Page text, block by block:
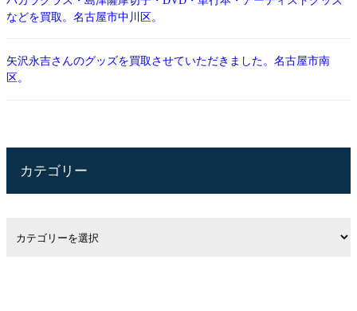
などを買取。名古屋市中川区。
矢沢永吉さんのグッズを買取させていただきました。名古屋市南
区。
カテゴリー